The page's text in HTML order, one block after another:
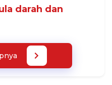
darah dan